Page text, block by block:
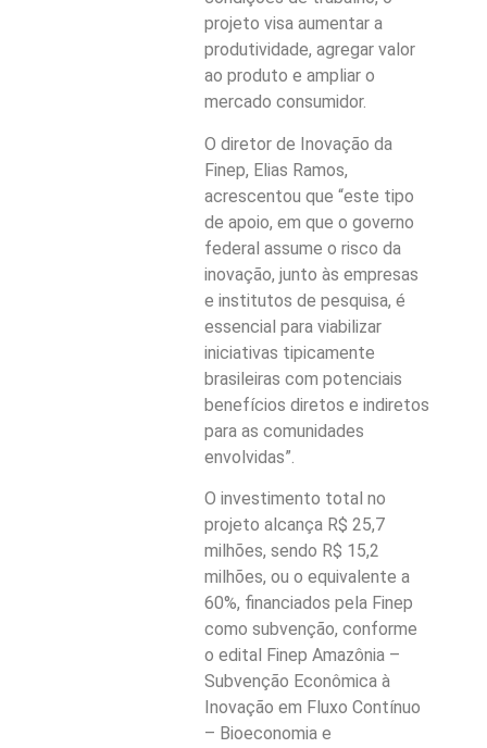
projeto visa aumentar a
produtividade, agregar valor
ao produto e ampliar o
mercado consumidor.
O diretor de Inovação da
Finep, Elias Ramos,
acrescentou que “este tipo
de apoio, em que o governo
federal assume o risco da
inovação, junto às empresas
e institutos de pesquisa, é
essencial para viabilizar
iniciativas tipicamente
brasileiras com potenciais
benefícios diretos e indiretos
para as comunidades
envolvidas”.
O investimento total no
projeto alcança R$ 25,7
milhões, sendo R$ 15,2
milhões, ou o equivalente a
60%, financiados pela Finep
como subvenção, conforme
o edital Finep Amazônia –
Subvenção Econômica à
Inovação em Fluxo Contínuo
– Bioeconomia e